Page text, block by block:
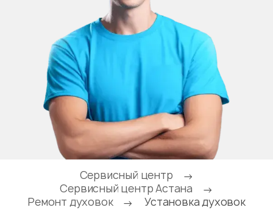
Сервисный центр
→
Сервисный центр Астана
→
Ремонт духовок
→ Установка духовок